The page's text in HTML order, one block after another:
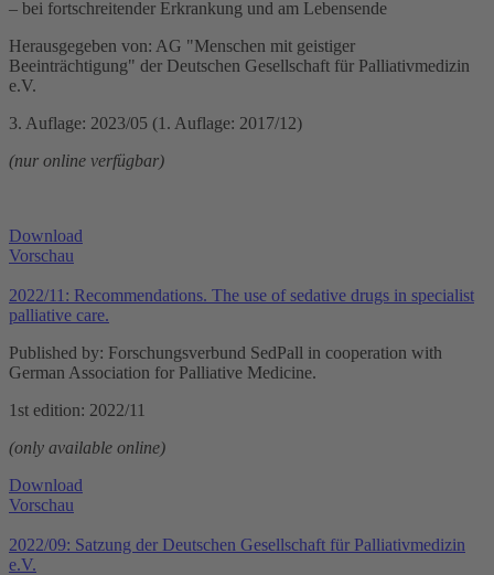
– bei fortschreitender Erkrankung und am Lebensende
Herausgegeben von: AG "Menschen mit geistiger
Beeinträchtigung" der Deutschen Gesellschaft für Palliativmedizin
e.V.
3. Auflage: 2023/05 (1. Auflage: 2017/12)
(nur online verfügbar)
Download
Vorschau
2022/11: Recommendations. The use of sedative drugs in specialist
palliative care.
Published by: Forschungsverbund SedPall in cooperation with
German Association for Palliative Medicine.
1st edition: 2022/11
(only available online)
Download
Vorschau
2022/09: Satzung der Deutschen Gesellschaft für Palliativmedizin
e.V.